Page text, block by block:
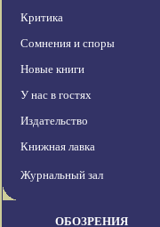
Критика
Сомнения и споры
Новые книги
У нас в гостях
Издательство
Книжная лавка
Журнальный зал
ОБОЗРЕНИЯ